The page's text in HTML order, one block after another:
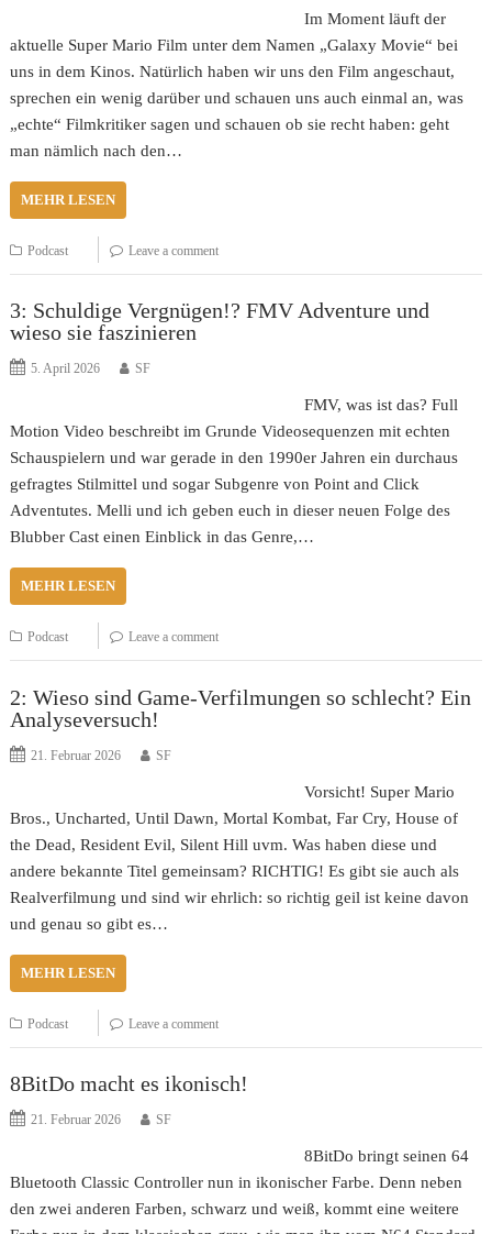
Im Moment läuft der
aktuelle Super Mario Film unter dem Namen „Galaxy Movie“ bei
uns in dem Kinos. Natürlich haben wir uns den Film angeschaut,
sprechen ein wenig darüber und schauen uns auch einmal an, was
„echte“ Filmkritiker sagen und schauen ob sie recht haben: geht
man nämlich nach den…
MEHR LESEN
Podcast Leave a comment
3: Schuldige Vergnügen!? FMV Adventure und
wieso sie faszinieren
5. April 2026 SF
FMV, was ist das? Full
Motion Video beschreibt im Grunde Videosequenzen mit echten
Schauspielern und war gerade in den 1990er Jahren ein durchaus
gefragtes Stilmittel und sogar Subgenre von Point and Click
Adventutes. Melli und ich geben euch in dieser neuen Folge des
Blubber Cast einen Einblick in das Genre,…
MEHR LESEN
Podcast Leave a comment
2: Wieso sind Game-Verfilmungen so schlecht? Ein
Analyseversuch!
21. Februar 2026 SF
Vorsicht! Super Mario
Bros., Uncharted, Until Dawn, Mortal Kombat, Far Cry, House of
the Dead, Resident Evil, Silent Hill uvm. Was haben diese und
andere bekannte Titel gemeinsam? RICHTIG! Es gibt sie auch als
Realverfilmung und sind wir ehrlich: so richtig geil ist keine davon
und genau so gibt es…
MEHR LESEN
Podcast Leave a comment
8BitDo macht es ikonisch!
21. Februar 2026 SF
8BitDo bringt seinen 64
Bluetooth Classic Controller nun in ikonischer Farbe. Denn neben
den zwei anderen Farben, schwarz und weiß, kommt eine weitere